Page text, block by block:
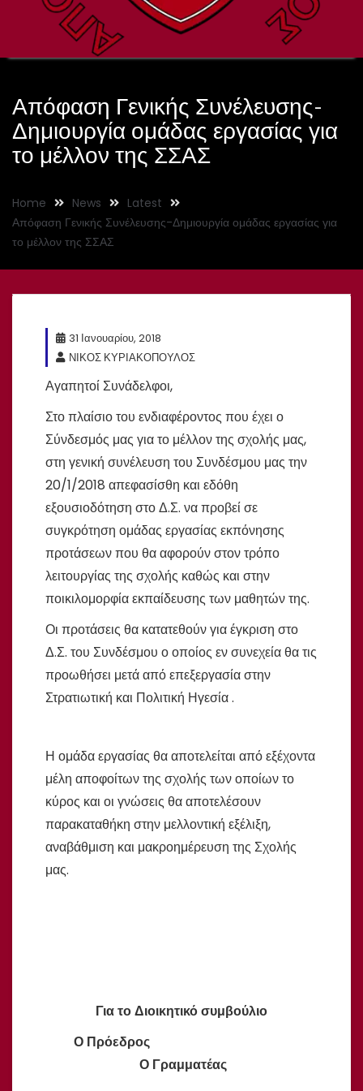
Απόφαση Γενικής Συνέλευσης-
Δημιουργία ομάδας εργασίας για
το μέλλον της ΣΣΑΣ
Home News
Latest
Απόφαση Γενικής Συνέλευσης-Δημιουργία ομάδας εργασίας για
το μέλλον της ΣΣΑΣ
31 Ιανουαρίου, 2018
ΝΙΚΟΣ ΚΥΡΙΑΚΟΠΟΥΛΟΣ
Αγαπητοί Συνάδελφοι,
Στο πλαίσιο του ενδιαφέροντος που έχει ο
Σύνδεσμός μας για το μέλλον της σχολής μας,
στη γενική συνέλευση του Συνδέσμου μας την
20/1/2018 απεφασίσθη και εδόθη
εξουσιοδότηση στο Δ.Σ. να προβεί σε
συγκρότηση ομάδας εργασίας εκπόνησης
προτάσεων που θα αφορούν στον τρόπο
λειτουργίας της σχολής καθώς και στην
ποικιλομορφία εκπαίδευσης των μαθητών της.
Οι προτάσεις θα κατατεθούν για έγκριση στο
Δ.Σ. του Συνδέσμου ο οποίος εν συνεχεία θα τις
προωθήσει μετά από επεξεργασία στην
Στρατιωτική και Πολιτική Ηγεσία .
Η ομάδα εργασίας θα αποτελείται από εξέχοντα
μέλη αποφοίτων της σχολής των οποίων το
κύρος και οι γνώσεις θα αποτελέσουν
παρακαταθήκη στην μελλοντική εξέλιξη,
αναβάθμιση και μακροημέρευση της Σχολής
μας.
Για το Διοικητικό συμβούλιο
Ο Πρόεδρος
Ο Γραμματέας